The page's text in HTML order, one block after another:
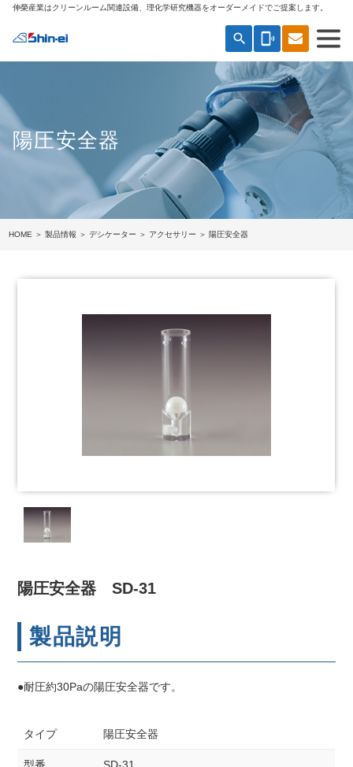
伸榮産業はクリーンルーム関連設備、理化学研究機器をオーダーメイドでご提案します。
search phonelink_ring
陽圧安全器
HOME ＞製品情報 ＞デシケーター ＞ アクセサリー ＞ 陽圧安全器
陽圧安全器 SD-31
製品説明
●耐圧約30Paの陽圧安全器です。
タイプ 陽圧安全器